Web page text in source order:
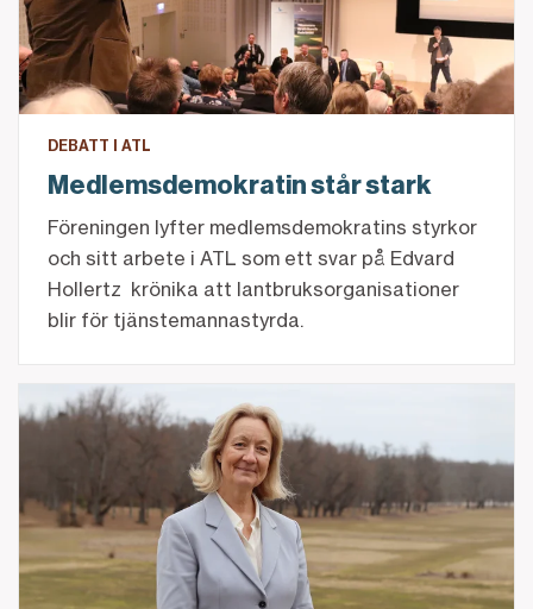
DEBATT I ATL
Medlemsdemokratin står stark
Föreningen lyfter medlemsdemokratins styrkor
och sitt arbete i ATL som ett svar på Edvard
Hollertz krönika att lantbruksorganisationer
blir för tjänstemannastyrda.
Läs Helenas tips inför generationsskiftet